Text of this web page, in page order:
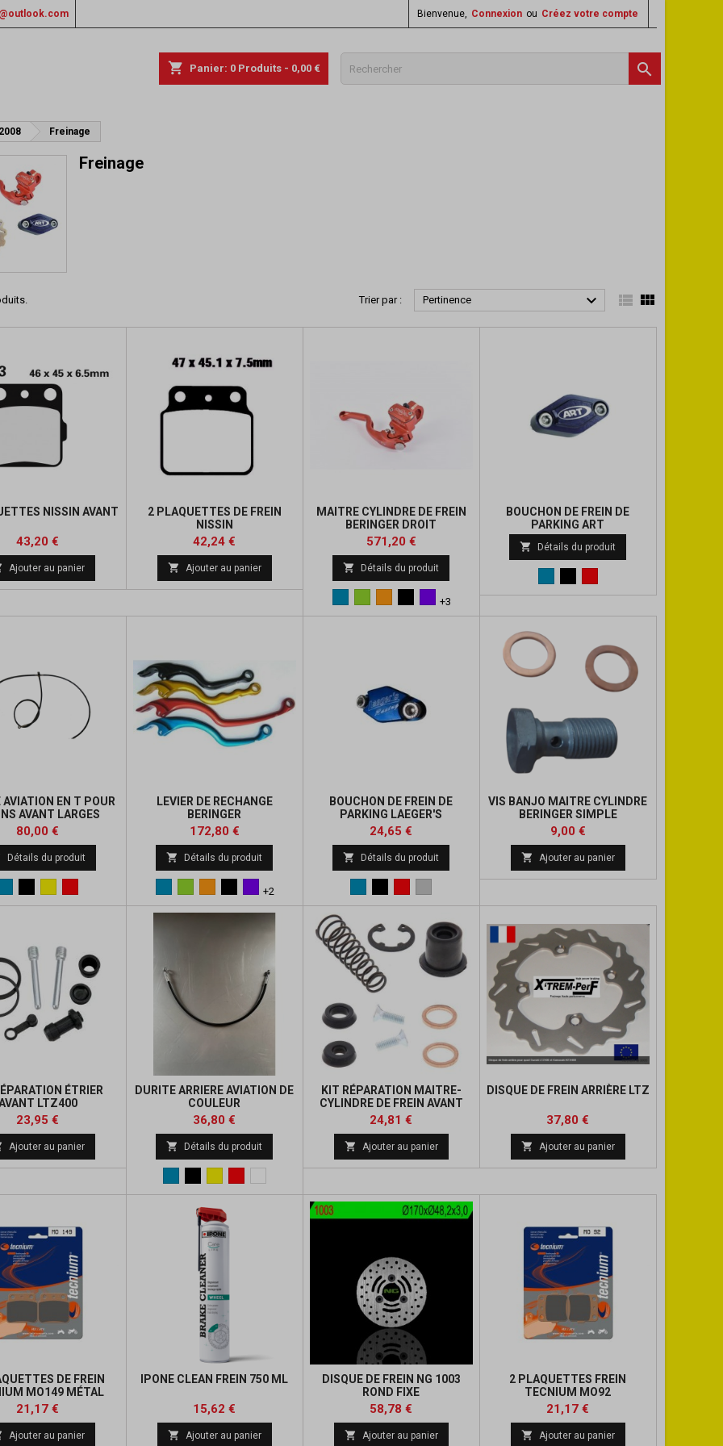
Bienvenue, Connexion ou Créez votre compte

shopping_cart Panier: 0 Produits - 0,00 €
Freinage
Freinage
Trier par : Pertinence   
NISSIN AVANT
Prix
43,20 €
base
Ajouter au panier
2 PLAQUETTES DE FREIN
NISSIN
Prix
42,24 €
base
 Ajouter au panier
MAITRE CYLINDRE DE FREIN
BERINGER DROIT
Prix
571,20 €Prix
de
base
 Détails du produit
Violet
+3
BOUCHON DE FREIN DE
PARKING ART
Prix
de
base
 Détails du produit
EN T POUR
AVANT LARGES
Prix
80,00 €
base
Détails du produit
LEVIER DE RECHANGE
BERINGER
Prix
172,80 €Prix
de
base
 Détails du produit
Violet
+2
BOUCHON DE FREIN DE
PARKING LAEGER'S
Prix
24,65 €
base
 Détails du produit
VIS BANJO MAITRE CYLINDRE
BERINGER SIMPLE
Prix
9,00 €
 Ajouter au panier
ÉTRIER
LTZ400
Prix
23,95 €
base
Ajouter au panier
DURITE ARRIERE AVIATION DE
COULEUR
Prix
36,80 €
base
 Détails du produit
KIT RÉPARATION MAITRE-
CYLINDRE DE FREIN AVANT
LTR /LTZ
Prix
24,81 €
base
 Ajouter au panier
DISQUE DE FREIN ARRIÈRE LTZ
Prix
37,80 €
base
 Ajouter au panier
DE FREIN
MO149 MÉTAL
FRITTÉ
Prix
21,17 €
Ajouter au panier
IPONE CLEAN FREIN 750 ML
Prix
15,62 €
 Ajouter au panier
DISQUE DE FREIN NG 1003
ROND FIXE
Prix
58,78 €
 Ajouter au panier
2 PLAQUETTES FREIN
TECNIUM MO92
Prix
21,17 €
 Ajouter au panier